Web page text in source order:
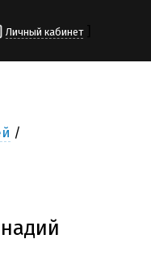
Личный кабинет